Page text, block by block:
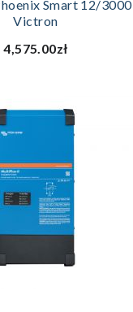
Smart 12/3000
Victron
4,575.00zł